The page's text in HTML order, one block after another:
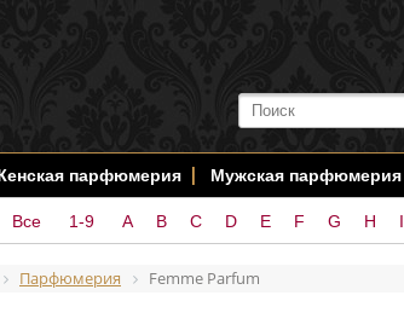
парфюмерия Мужская парфюмерия
Все 1-9 A B C D E F G H I
Парфюмерия Femme Parfum